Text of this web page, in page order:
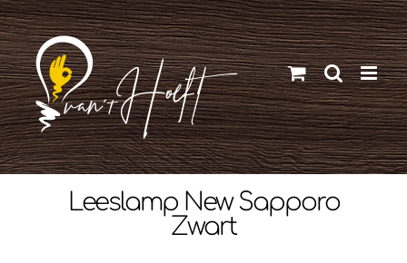
Ga
naar
inhoud
Leeslamp New Sapporo
Zwart